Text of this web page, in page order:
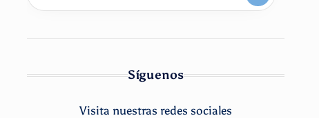
Síguenos
Visita nuestras redes sociales